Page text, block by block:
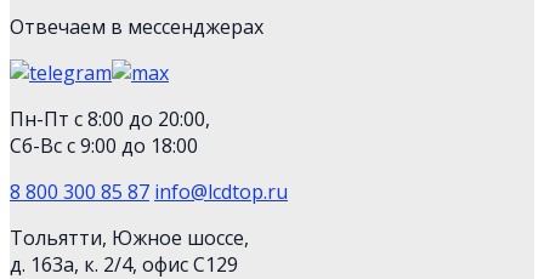
Отвечаем в мессенджерах
Пн-Пт с 8:00 до 20:00,
Сб-Вс с 9:00 до 18:00
8 800 300 85 87 info@lcdtop.ru
Тольятти, Южное шоссе,
д. 163а, к. 2/4, офис С129